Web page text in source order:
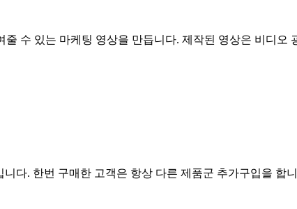
줄 수 있는 마케팅 영상을 만듭니다. 제작된 영상은 비디
니다. 한번 구매한 고객은 항상 다른 제품군 추가구입을 합